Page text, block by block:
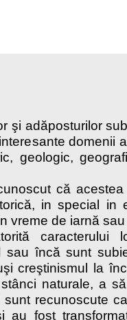
adăposturilor sub
domenii
geologic,
că acestea
in special in
vreme de iarnă
caracterului
încă sunt
creştinismul la
naturale, a
recunoscute
au fost